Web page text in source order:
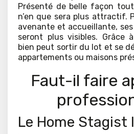
Présenté de belle façon
n’en que sera plus attractif.
avenante et accueillante,
seront plus visibles. Grâce
bien peut sortir du lot et se
appartements ou maisons
Faut-il faire
Le Home Stagist